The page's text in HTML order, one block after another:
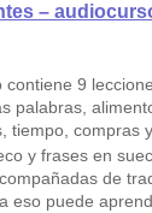
–
contiene 9
palabras,
tiempo, compras
y frases en
de
eso puede